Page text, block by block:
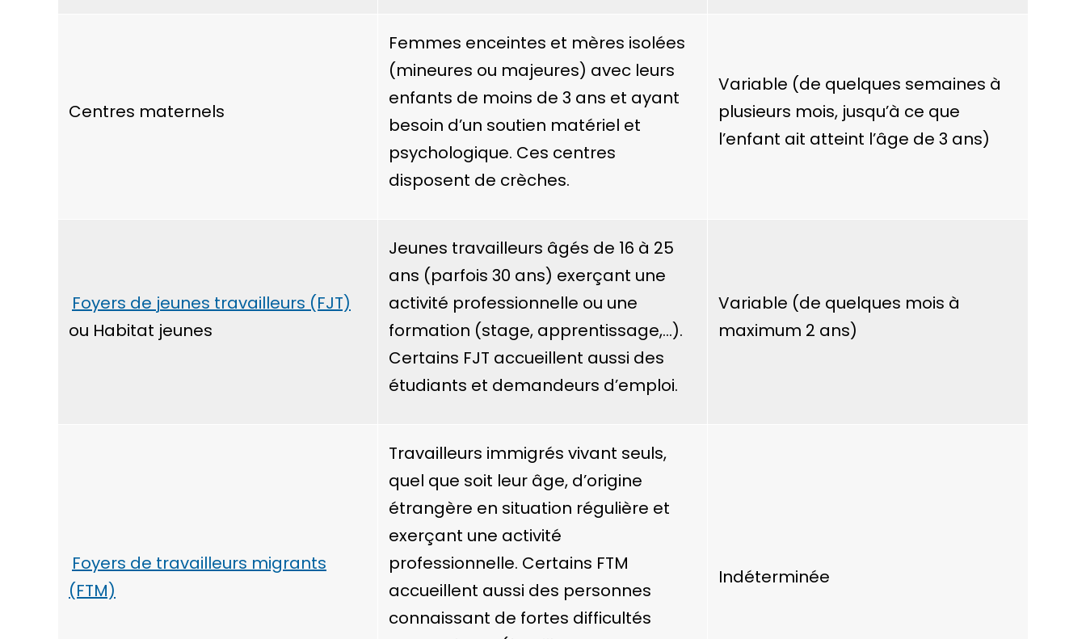
Centres maternels
Femmes enceintes et mères isolées
(mineures ou majeures) avec leurs
enfants de moins de 3 ans et ayant
besoin d’un soutien matériel et
psychologique. Ces centres
disposent de crèches.
Variable (de quelques semaines à
plusieurs mois, jusqu’à ce que
l’enfant ait atteint l’âge de 3 ans)
Foyers de jeunes travailleurs (FJT)
ou Habitat jeunes
Jeunes travailleurs âgés de 16 à 25
ans (parfois 30 ans) exerçant une
activité professionnelle ou une
formation (stage, apprentissage,…).
Certains FJT accueillent aussi des
étudiants et demandeurs d’emploi.
Variable (de quelques mois à
maximum 2 ans)
Foyers de travailleurs migrants
(FTM)
Travailleurs immigrés vivant seuls,
quel que soit leur âge, d’origine
étrangère en situation régulière et
exerçant une activité
professionnelle. Certains FTM
accueillent aussi des personnes
connaissant de fortes difficultés
Indéterminée